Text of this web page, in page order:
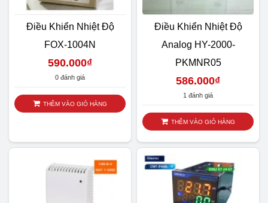
Điều Khiển Nhiệt Độ
FOX-1004N
590.000₫
0 đánh giá
THÊM VÀO GIỎ HÀNG
Điều Khiển Nhiệt Độ
Analog HY-2000-
PKMNR05
586.000₫
1 đánh giá
THÊM VÀO GIỎ HÀNG